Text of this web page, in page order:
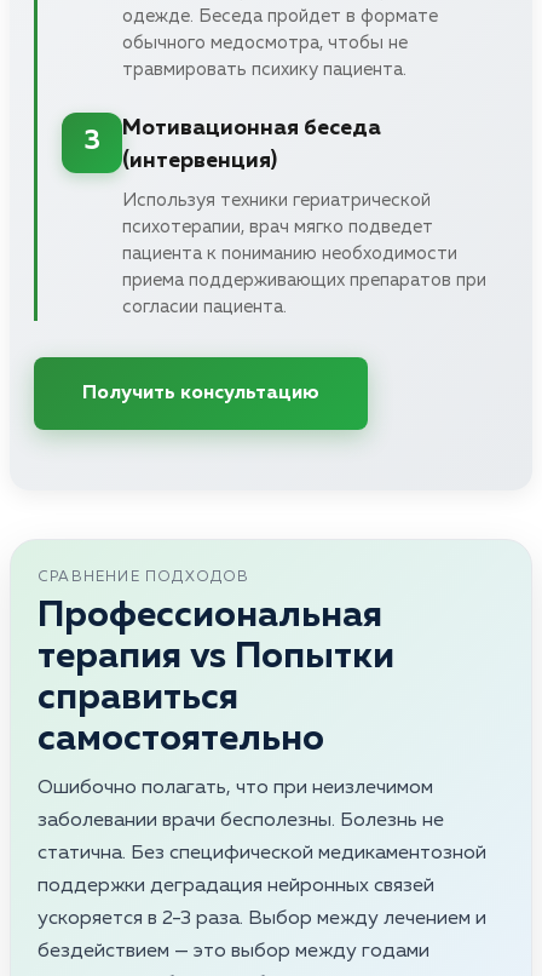
одежде. Беседа пройдет в формате
обычного медосмотра, чтобы не
травмировать психику пациента.
3
Мотивационная беседа
(интервенция)
Используя техники гериатрической
психотерапии, врач мягко подведет
пациента к пониманию необходимости
приема поддерживающих препаратов при
согласии пациента.
Получить консультацию
СРАВНЕНИЕ ПОДХОДОВ
Профессиональная
терапия vs Попытки
справиться
самостоятельно
Ошибочно полагать, что при неизлечимом
заболевании врачи бесполезны. Болезнь не
статична. Без специфической медикаментозной
поддержки деградация нейронных связей
ускоряется в 2-3 раза. Выбор между лечением и
бездействием — это выбор между годами